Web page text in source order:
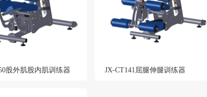
股外肌股内肌训练器 JX-CT141屈腿伸腿训练器